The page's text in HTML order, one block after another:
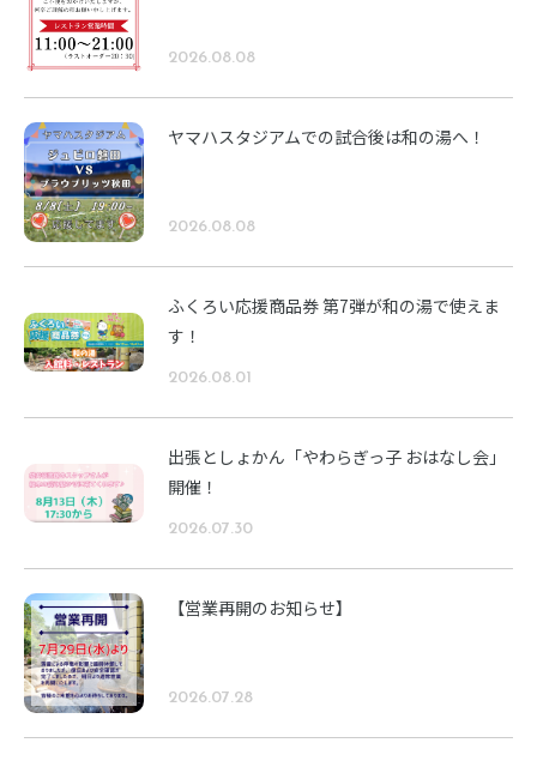
2026.08.08
ヤマハスタジアムでの試合後は和の湯へ！
2026.08.08
ふくろい応援商品券 第7弾が和の湯で使えま
す！
2026.08.01
出張としょかん「やわらぎっ子 おはなし会」
開催！
2026.07.30
【営業再開のお知らせ】
2026.07.28